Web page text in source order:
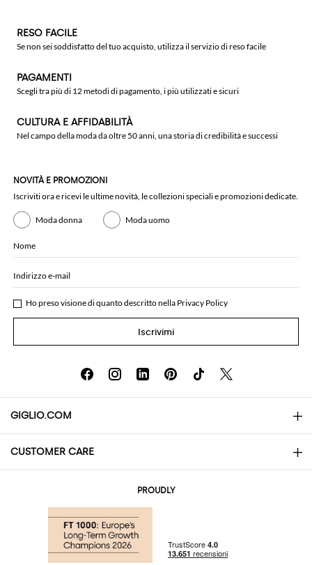
RESO FACILE
Se non sei soddisfatto del tuo acquisto, utilizza il servizio di reso facile
PAGAMENTI
Scegli tra più di 12 metodi di pagamento, i più utilizzati e sicuri
CULTURA E AFFIDABILITÀ
Nel campo della moda da oltre 50 anni, una storia di credibilità e successi
NOVITÀ E PROMOZIONI
Iscriviti ora e ricevi le ultime novità, le collezioni speciali e promozioni dedicate.
Moda donna Moda uomo
Nome
Indirizzo e-mail
Ho preso visione di quanto descritto nella Privacy Policy
Iscrivimi
GIGLIO.COM
About
Community Store
CUSTOMER CARE
Resi e Rimborsi
PROUDLY